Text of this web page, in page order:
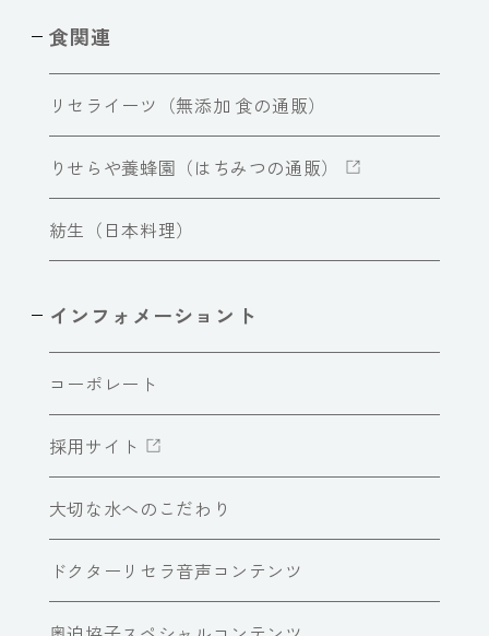
食関連
リセライーツ（無添加 食の通販）
りせらや養蜂園（はちみつの通販）
紡生（日本料理）
インフォメーショント
コーポレート
採用サイト
大切な水へのこだわり
ドクターリセラ音声コンテンツ